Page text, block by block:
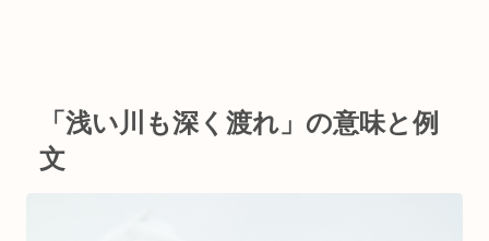
「浅い川も深く渡れ」の意味と例
文